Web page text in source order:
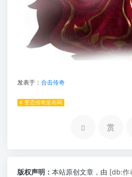
发表于： 合击传奇
# 变态传奇发布网
赏
版权声明： 本站原创文章，由 [db:作